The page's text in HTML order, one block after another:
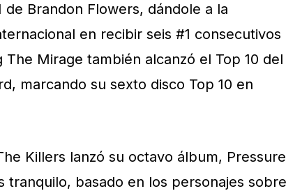
Brandon Flowers, dándole a la
en recibir seis #1 consecutivos
Mirage también alcanzó el Top 10 del
marcando su sexto disco Top 10 en
Killers lanzó su octavo álbum, Pressure
tranquilo, basado en los personajes sobre